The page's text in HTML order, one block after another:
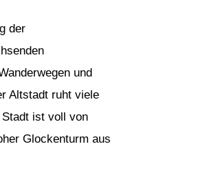
der
und
Altstadt ruht viele
ist voll von
Glockenturm aus